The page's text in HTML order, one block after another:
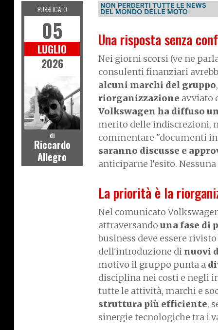
Una risposta senza
Nei giorni scorsi (ve ne
consulenti finanziari
alcuni marchi del gruppo
riorganizzazione avviato
Volkswagen ha diffuso
merito delle indiscrezioni,
commentare "documenti
saranno discusse e
anticiparne l’esito.
La priorità è la
Nel comunicato
attraversando una fase di
business deve essere
dell'introduzione di nuovi
motivo il gruppo punta a
disciplina nei costi e negli
tutte le attività, marchi e
struttura più efficiente,
sinergie tecnologiche tra i
PUBBLICATO
05
LUGLIO
2026
di
Riccardo
Allegro